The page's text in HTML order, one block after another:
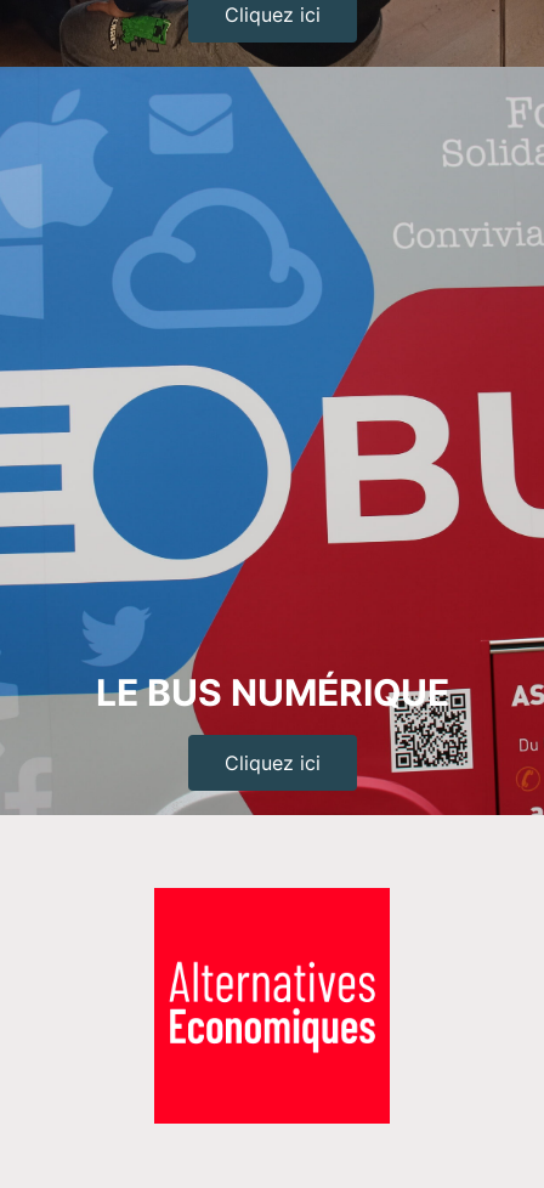
Cliquez ici
LE BUS NUMÉRIQUE
Cliquez ici